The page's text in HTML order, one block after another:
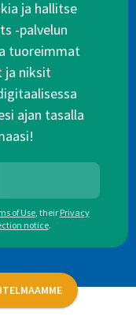
ja hallitse
-palvelun
tuoreimmat
ja niksit
ajan tasalla
of Use, their Privacy
notice.